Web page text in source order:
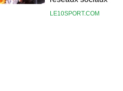
LE10SPORT.COM